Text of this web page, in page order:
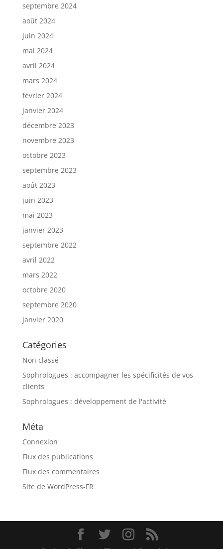
septembre 2024
août 2024
juin 2024
mai 2024
avril 2024
mars 2024
février 2024
janvier 2024
décembre 2023
novembre 2023
octobre 2023
septembre 2023
août 2023
juin 2023
mai 2023
janvier 2023
septembre 2022
avril 2022
mars 2022
octobre 2020
septembre 2020
janvier 2020
Catégories
Non classé
Sophrologues : accompagner les spécificités de vos
clients
Sophrologues : développement de l'activité
Méta
Connexion
Flux des publications
Flux des commentaires
Site de WordPress-FR